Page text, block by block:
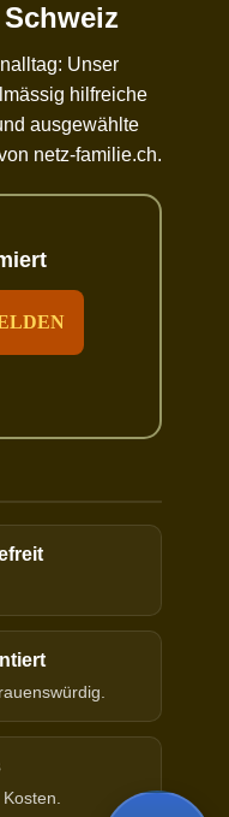
Unser
hilfreiche
ausgewählte
netz-familie.ch.